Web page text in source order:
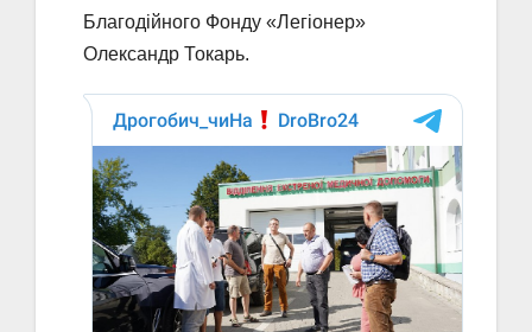
Благодійного Фонду «Легіонер»
Олександр Токарь.